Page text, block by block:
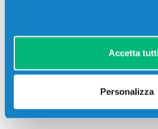
Accetta
Personalizza